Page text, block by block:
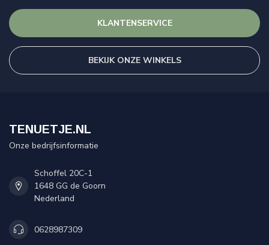
KLANTENSERVICE
BEKIJK ONZE WINKELS
TENUETJE.NL
Onze bedrijfsinformatie
Schoffel 20C-1
1648 GG de Goorn
Nederland
0628987309